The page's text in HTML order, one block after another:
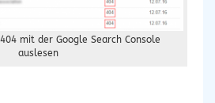
mit der Google Search Console
auslesen